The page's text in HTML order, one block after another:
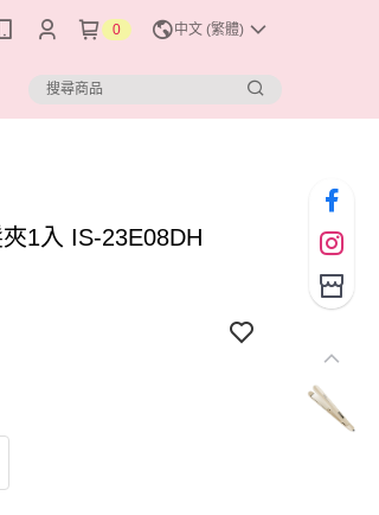
0 中文 (繁體)
1入 IS-23E08DH